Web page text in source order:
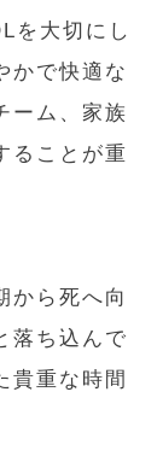
を大切にし
かで快適な
ーム、家族
ることが重
から死へ向
落ち込んで
貴重な時間